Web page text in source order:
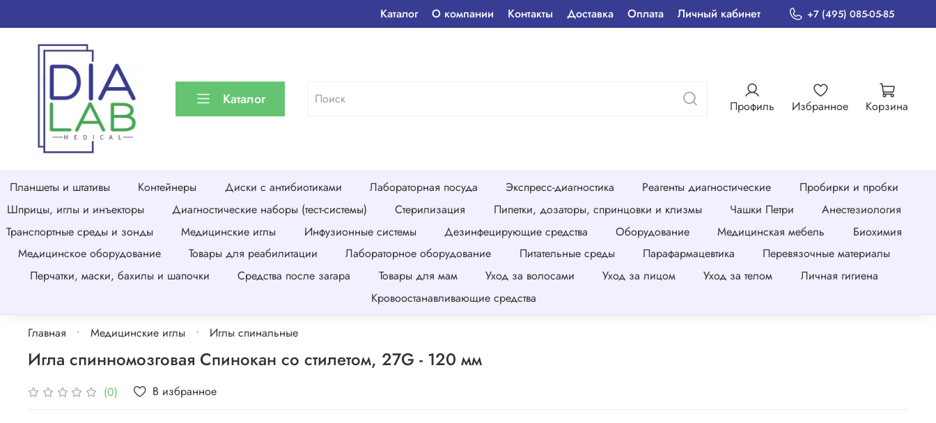
Каталог О компании Контакты Доставка Оплата Личный кабинет +7 (495) 085-05-85
Каталог Профиль Избранное Корзина
Планшеты и штативы Контейнеры Диски с антибиотиками Лабораторная посуда Экспресс-диагностика Реагенты диагностические
Пробирки и пробки
Шприцы, иглы и инъекторы
Диагностические наборы (тест-системы) Стерилизация Пипетки, дозаторы, спринцовки и клизмы Чашки Петри
Анестезиология
Транспортные среды и зонды
Медицинские иглы Инфузионные системы Дезинфецирующие средства Оборудование Медицинская мебель
Биохимия
Медицинское оборудование
Товары для реабилитации Лабораторное оборудование Питательные среды Парафармацевтика
Перевязочные материалы
Перчатки, маски, бахилы и шапочки
Средства после загара Товары для мам Уход за волосами Уход за лицом Уход за телом
Личная гигиена
Кровоостанавливающие средства
Главная Медицинские иглы Иглы спинальные
Игла спинномозговая Спинокан со стилетом, 27G - 120 мм
(0) В избранное